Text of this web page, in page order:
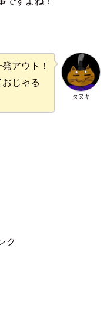
タヌキ
アウト！
じゃる
ク